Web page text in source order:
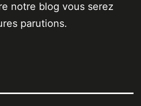
notre blog vous serez
parutions.